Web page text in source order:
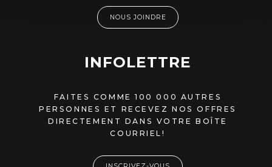
NOUS JOINDRE
INFOLETTRE
FAITES COMME 100 000 AUTRES
PERSONNES ET RECEVEZ NOS OFFRES
DIRECTEMENT DANS VOTRE BOÎTE
COURRIEL!